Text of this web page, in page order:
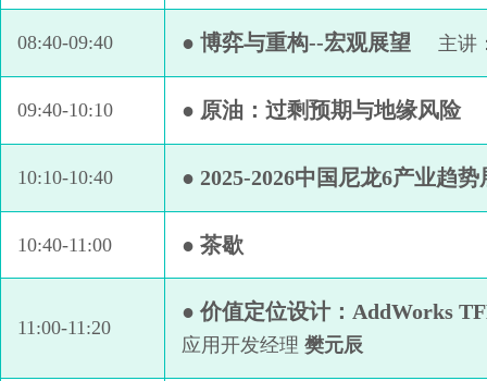
08:40-09:40 ● 博弈与重构--宏观展望 主讲
09:40-10:10 ● 原油：过剩预期与地缘风险
10:10-10:40 ● 2025-2026中国尼龙6产业趋势
10:40-11:00 ● 茶歇
11:00-11:20
● 价值定位设计：AddWorks
应用开发经理 樊元辰